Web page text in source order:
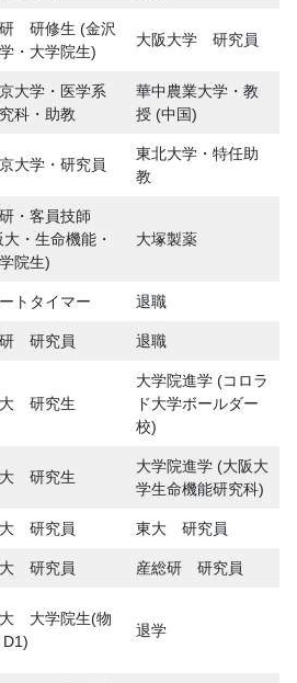
研修生 (金沢
・大学院生)
大阪大学 研究員
大学・医学系
科・助教
華中農業大学・教
授 (中国)
大学・研究員
東北大学・特任助
教
・客員技師
大・生命機能・
院生)
大塚製薬
トタイマー 退職
研究員 退職
研究生
大学院進学 (コロラ
ド大学ボールダー
校)
研究生
大学院進学 (大阪大
学生命機能研究科)
研究員 東大 研究員
研究員 産総研 研究員
大学院生(物
D1)
退学